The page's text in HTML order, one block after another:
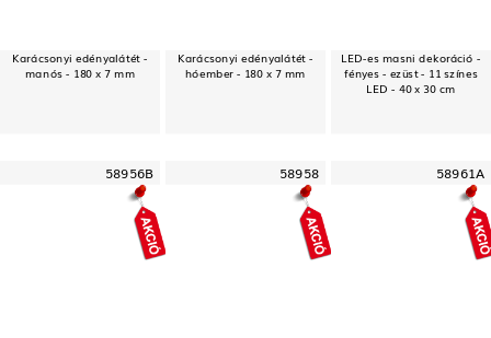
Karácsonyi edényalátét -
manós - 180 x 7 mm
Karácsonyi edényalátét -
hóember - 180 x 7 mm
LED-es masni dekoráció -
fényes - ezüst - 11 színes
LED - 40 x 30 cm
58956B 58958 58961A